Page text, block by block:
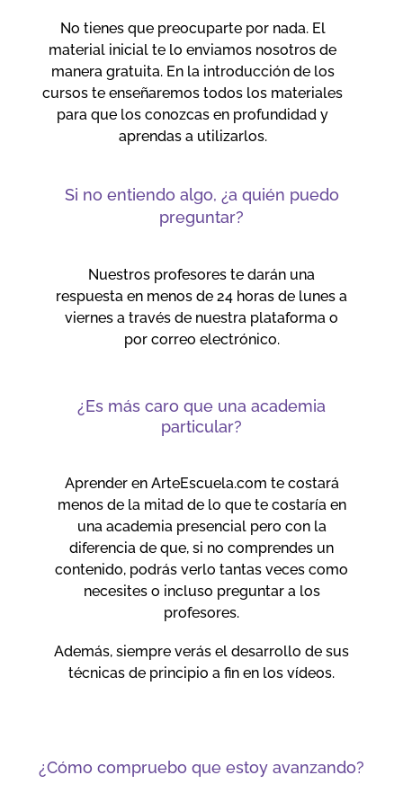
No tienes que preocuparte por nada. El
material inicial te lo enviamos nosotros de
manera gratuita. En la introducción de los
cursos te enseñaremos todos los materiales
para que los conozcas en profundidad y
aprendas a utilizarlos.
Si no entiendo algo, ¿a quién puedo
preguntar?
Nuestros profesores te darán una
respuesta en menos de 24 horas de lunes a
viernes a través de nuestra plataforma o
por correo electrónico.
¿Es más caro que una academia
particular?
Aprender en ArteEscuela.com te costará
menos de la mitad de lo que te costaría en
una academia presencial pero con la
diferencia de que, si no comprendes un
contenido, podrás verlo tantas veces como
necesites o incluso preguntar a los
profesores.
Además, siempre verás el desarrollo de sus
técnicas de principio a fin en los vídeos.
¿Cómo compruebo que estoy avanzando?